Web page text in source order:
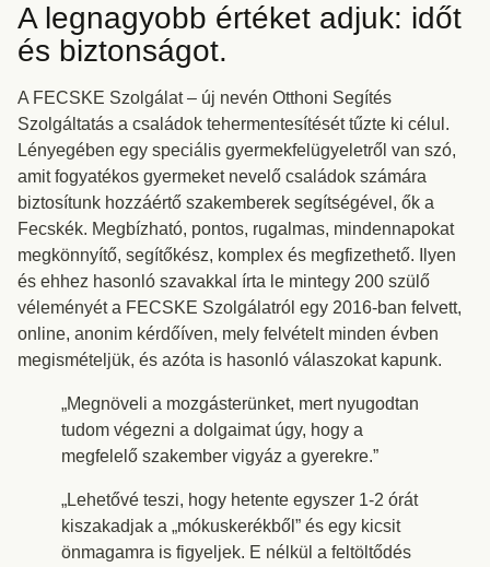
A legnagyobb értéket adjuk: időt
és biztonságot.
A FECSKE Szolgálat – új nevén Otthoni Segítés
Szolgáltatás a családok tehermentesítését tűzte ki célul.
Lényegében egy speciális gyermekfelügyeletről van szó,
amit fogyatékos gyermeket nevelő családok számára
biztosítunk hozzáértő szakemberek segítségével, ők a
Fecskék. Megbízható, pontos, rugalmas, mindennapokat
megkönnyítő, segítőkész, komplex és megfizethető. Ilyen
és ehhez hasonló szavakkal írta le mintegy 200 szülő
véleményét a FECSKE Szolgálatról egy 2016-ban felvett,
online, anonim kérdőíven, mely felvételt minden évben
megismételjük, és azóta is hasonló válaszokat kapunk.
„Megnöveli a mozgásterünket, mert nyugodtan
tudom végezni a dolgaimat úgy, hogy a
megfelelő szakember vigyáz a gyerekre.”
„Lehetővé teszi, hogy hetente egyszer 1-2 órát
kiszakadjak a „mókuskerékből” és egy kicsit
önmagamra is figyeljek. E nélkül a feltöltődés